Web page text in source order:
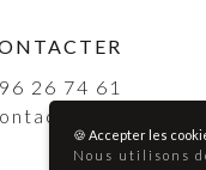
26 74 61
🍪 Accepter les
Nous utilisons